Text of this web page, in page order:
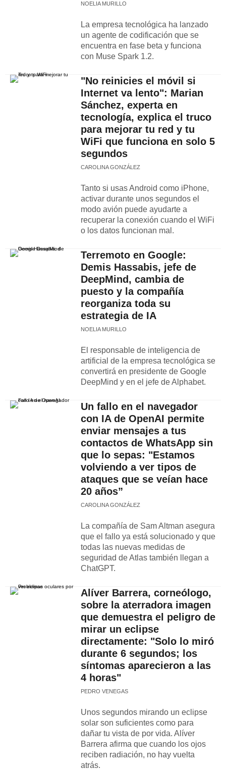
NOELIA MURILLO
La empresa tecnológica ha lanzado
un agente de codificación que se
encuentra en fase beta y funciona
con Muse Spark 1.2.
"No reinicies el móvil si
Internet va lento": Marian
Sánchez, experta en
tecnología, explica el truco
para mejorar tu red y tu
WiFi que funciona en solo 5
segundos
CAROLINA GONZÁLEZ
Tanto si usas Android como iPhone,
activar durante unos segundos el
modo avión puede ayudarte a
recuperar la conexión cuando el WiFi
o los datos funcionan mal.
Terremoto en Google:
Demis Hassabis, jefe de
DeepMind, cambia de
puesto y la compañía
reorganiza toda su
estrategia de IA
NOELIA MURILLO
El responsable de inteligencia de
artificial de la empresa tecnológica se
convertirá en presidente de Google
DeepMind y en el jefe de Alphabet.
Un fallo en el navegador
con IA de OpenAI permite
enviar mensajes a tus
contactos de WhatsApp sin
que lo sepas: "Estamos
volviendo a ver tipos de
ataques que se veían hace
20 años”
CAROLINA GONZÁLEZ
La compañía de Sam Altman asegura
que el fallo ya está solucionado y que
todas las nuevas medidas de
seguridad de Atlas también llegan a
ChatGPT.
Alíver Barrera, corneólogo,
sobre la aterradora imagen
que demuestra el peligro de
mirar un eclipse
directamente: "Solo lo miró
durante 6 segundos; los
síntomas aparecieron a las
4 horas"
PEDRO VENEGAS
Unos segundos mirando un eclipse
solar son suficientes como para
dañar tu vista de por vida. Alíver
Barrera afirma que cuando los ojos
reciben radiación, no hay vuelta
atrás.